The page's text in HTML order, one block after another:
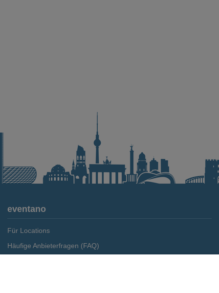
eventano
Für Locations
Häufige Anbieterfragen (FAQ)